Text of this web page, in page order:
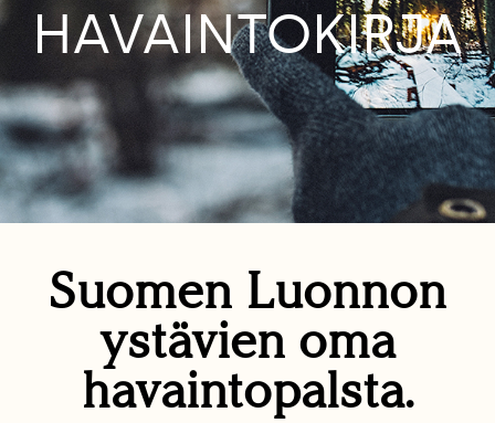
HAVAINTOKIRJA
Suomen Luonnon
ystävien oma
havaintopalsta.